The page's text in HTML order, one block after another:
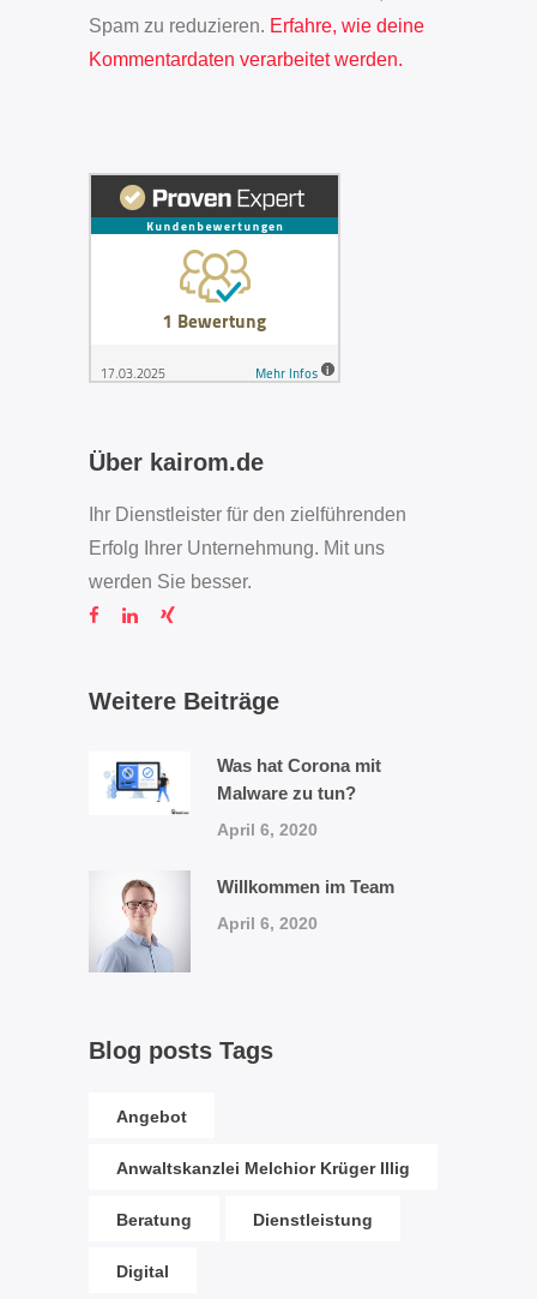
Spam zu reduzieren. Erfahre, wie deine
Kommentardaten verarbeitet werden.
Über kairom.de
Ihr Dienstleister für den zielführenden
Erfolg Ihrer Unternehmung. Mit uns
werden Sie besser.
Weitere Beiträge
Was hat Corona mit
Malware zu tun?
April 6, 2020
Willkommen im Team
April 6, 2020
Blog posts Tags
Angebot
Anwaltskanzlei Melchior Krüger Illig
Beratung Dienstleistung
Digital